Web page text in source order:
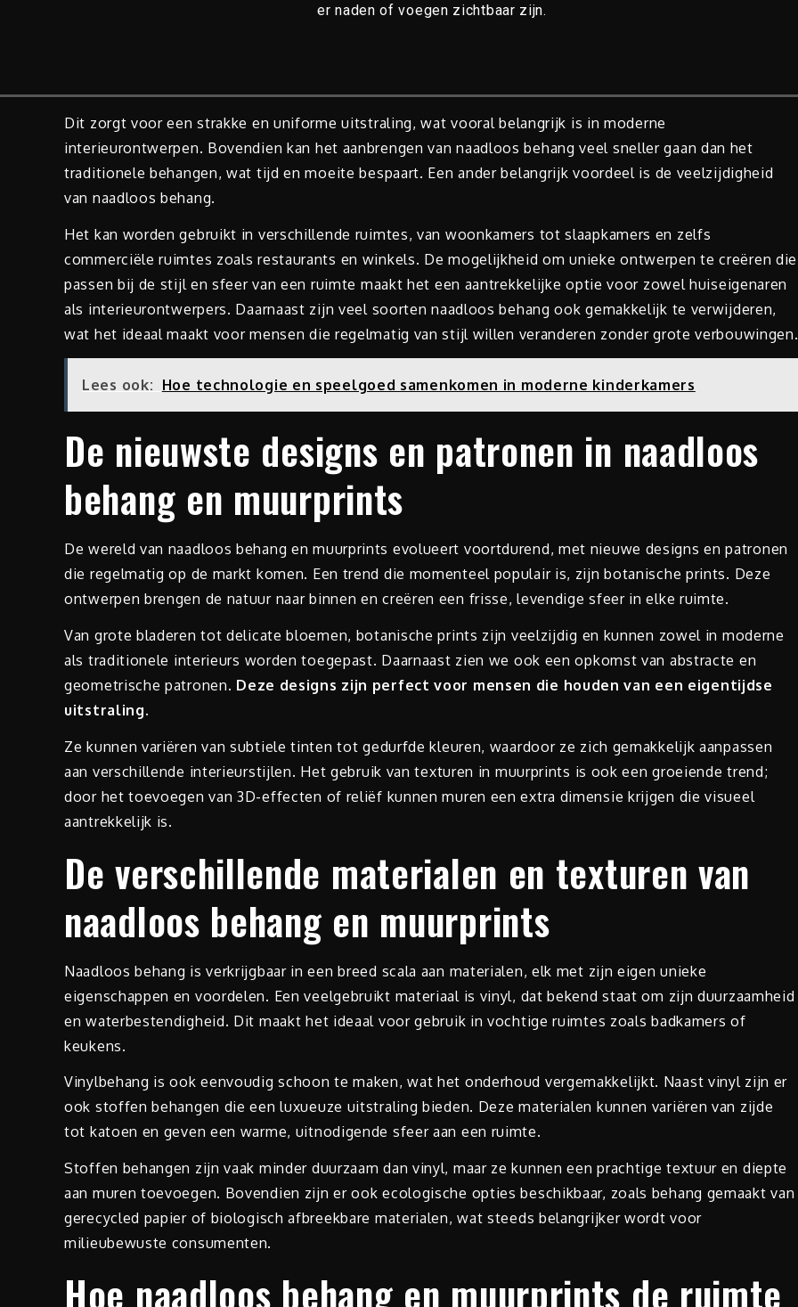
er naden of voegen zichtbaar zijn.
Dit zorgt voor een strakke en uniforme uitstraling, wat vooral belangrijk is in moderne
interieurontwerpen. Bovendien kan het aanbrengen van naadloos behang veel sneller gaan dan het
traditionele behangen, wat tijd en moeite bespaart. Een ander belangrijk voordeel is de veelzijdigheid
van naadloos behang.
Het kan worden gebruikt in verschillende ruimtes, van woonkamers tot slaapkamers en zelfs
commerciële ruimtes zoals restaurants en winkels. De mogelijkheid om unieke ontwerpen te creëren die
passen bij de stijl en sfeer van een ruimte maakt het een aantrekkelijke optie voor zowel huiseigenaren
als interieurontwerpers. Daarnaast zijn veel soorten naadloos behang ook gemakkelijk te verwijderen,
wat het ideaal maakt voor mensen die regelmatig van stijl willen veranderen zonder grote verbouwingen.
Lees ook: Hoe technologie en speelgoed samenkomen in moderne kinderkamers
De nieuwste designs en patronen in naadloos
behang en muurprints
De wereld van naadloos behang en muurprints evolueert voortdurend, met nieuwe designs en patronen
die regelmatig op de markt komen. Een trend die momenteel populair is, zijn botanische prints. Deze
ontwerpen brengen de natuur naar binnen en creëren een frisse, levendige sfeer in elke ruimte.
Van grote bladeren tot delicate bloemen, botanische prints zijn veelzijdig en kunnen zowel in moderne
als traditionele interieurs worden toegepast. Daarnaast zien we ook een opkomst van abstracte en
geometrische patronen. Deze designs zijn perfect voor mensen die houden van een eigentijdse
uitstraling.
Ze kunnen variëren van subtiele tinten tot gedurfde kleuren, waardoor ze zich gemakkelijk aanpassen
aan verschillende interieurstijlen. Het gebruik van texturen in muurprints is ook een groeiende trend;
door het toevoegen van 3D-effecten of reliëf kunnen muren een extra dimensie krijgen die visueel
aantrekkelijk is.
De verschillende materialen en texturen van
naadloos behang en muurprints
Naadloos behang is verkrijgbaar in een breed scala aan materialen, elk met zijn eigen unieke
eigenschappen en voordelen. Een veelgebruikt materiaal is vinyl, dat bekend staat om zijn duurzaamheid
en waterbestendigheid. Dit maakt het ideaal voor gebruik in vochtige ruimtes zoals badkamers of
keukens.
Vinylbehang is ook eenvoudig schoon te maken, wat het onderhoud vergemakkelijkt. Naast vinyl zijn er
ook stoffen behangen die een luxueuze uitstraling bieden. Deze materialen kunnen variëren van zijde
tot katoen en geven een warme, uitnodigende sfeer aan een ruimte.
Stoffen behangen zijn vaak minder duurzaam dan vinyl, maar ze kunnen een prachtige textuur en diepte
aan muren toevoegen. Bovendien zijn er ook ecologische opties beschikbaar, zoals behang gemaakt van
gerecycled papier of biologisch afbreekbare materialen, wat steeds belangrijker wordt voor
milieubewuste consumenten.
Hoe naadloos behang en muurprints de ruimte